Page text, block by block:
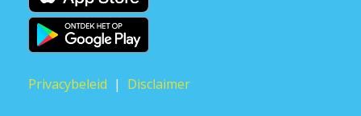
Privacybeleid | Disclaimer